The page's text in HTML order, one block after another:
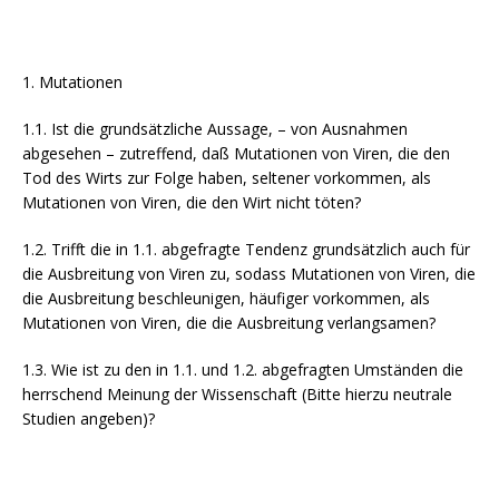
1. Mutationen
1.1. Ist die grundsätzliche Aussage, – von Ausnahmen
abgesehen – zutreffend, daß Mutationen von Viren, die den
Tod des Wirts zur Folge haben, seltener vorkommen, als
Mutationen von Viren, die den Wirt nicht töten?
1.2. Trifft die in 1.1. abgefragte Tendenz grundsätzlich auch für
die Ausbreitung von Viren zu, sodass Mutationen von Viren, die
die Ausbreitung beschleunigen, häufiger vorkommen, als
Mutationen von Viren, die die Ausbreitung verlangsamen?
1.3. Wie ist zu den in 1.1. und 1.2. abgefragten Umständen die
herrschend Meinung der Wissenschaft (Bitte hierzu neutrale
Studien angeben)?